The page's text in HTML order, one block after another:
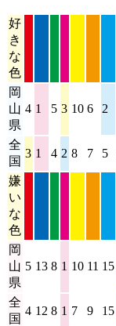
好
き
な
色
岡
山
県
4 1 5 3 10 6 2
全
国
3 1 4 2 8 7 5
嫌
い
な
色
岡
山
県
5 13 8 1 10 11 15
全
国
4 12 8 1 7 9 15